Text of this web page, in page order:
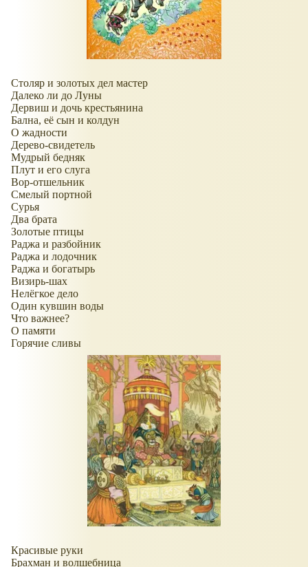
Столяр и золотых дел мастер
Далеко ли до Луны
Дервиш и дочь крестьянина
Бална, её сын и колдун
О жадности
Дерево-свидетель
Мудрый бедняк
Плут и его слуга
Вор-отшельник
Смелый портной
Сурья
Два брата
Золотые птицы
Раджа и разбойник
Раджа и лодочник
Раджа и богатырь
Визирь-шах
Нелёгкое дело
Один кувшин воды
Что важнее?
О памяти
Горячие сливы
Красивые руки
Брахман и волшебница